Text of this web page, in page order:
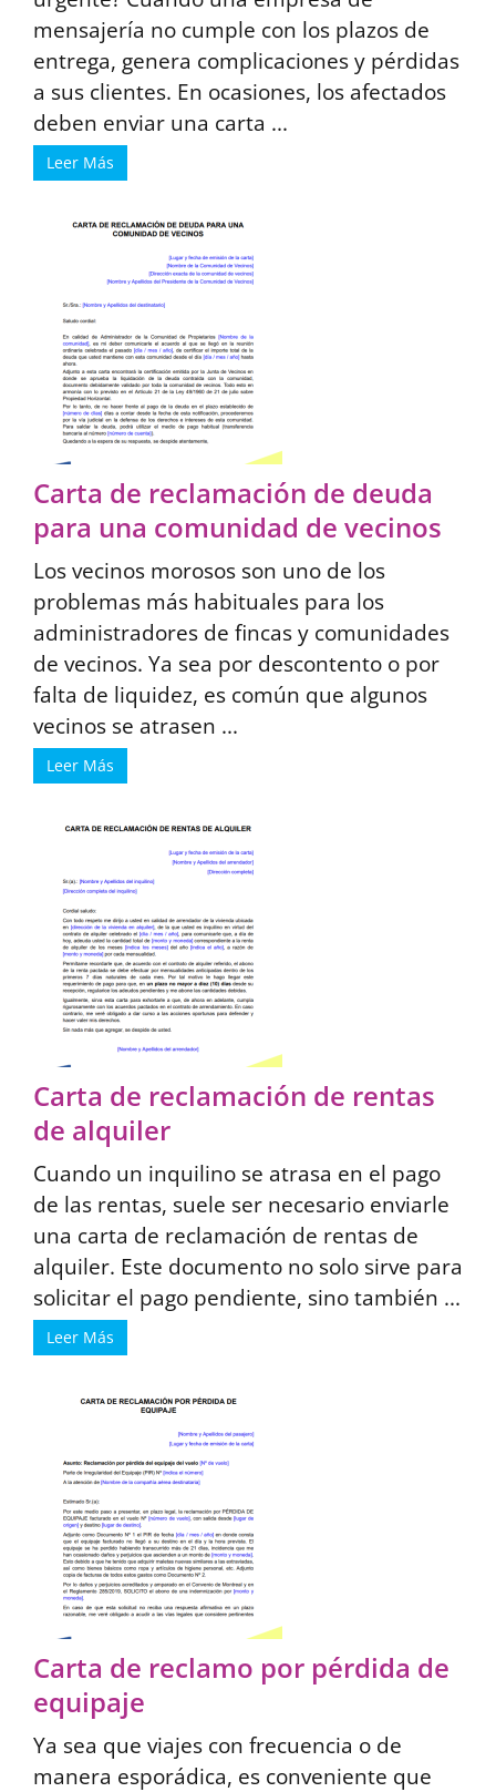
mensajería no cumple con los plazos de
entrega, genera complicaciones y pérdidas
a sus clientes. En ocasiones, los afectados
deben enviar una carta ...
Leer Más
Carta de reclamación de deuda
para una comunidad de vecinos
Los vecinos morosos son uno de los
problemas más habituales para los
administradores de fincas y comunidades
de vecinos. Ya sea por descontento o por
falta de liquidez, es común que algunos
vecinos se atrasen ...
Leer Más
Carta de reclamación de rentas
de alquiler
Cuando un inquilino se atrasa en el pago
de las rentas, suele ser necesario enviarle
una carta de reclamación de rentas de
alquiler. Este documento no solo sirve para
solicitar el pago pendiente, sino también ...
Leer Más
Carta de reclamo por pérdida de
equipaje
Ya sea que viajes con frecuencia o de
manera esporádica, es conveniente que